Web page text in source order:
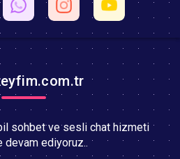
sohbet ve sesli chat hizmeti
devam ediyoruz..